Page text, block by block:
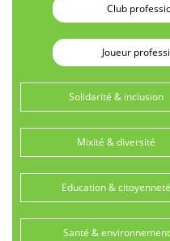
Club
Joueur
Solidarité & inclusion
Mixité & diversité
Education & citoyenneté
Santé & environnement